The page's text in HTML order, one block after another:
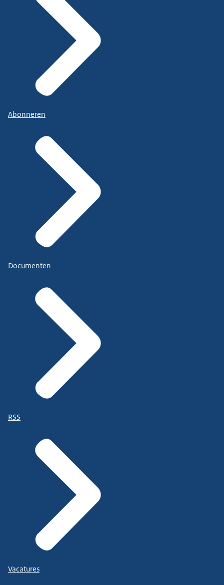
Abonneren
Documenten
RSS
Vacatures